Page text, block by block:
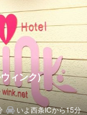
ィンク)
いよ西条ICから15分